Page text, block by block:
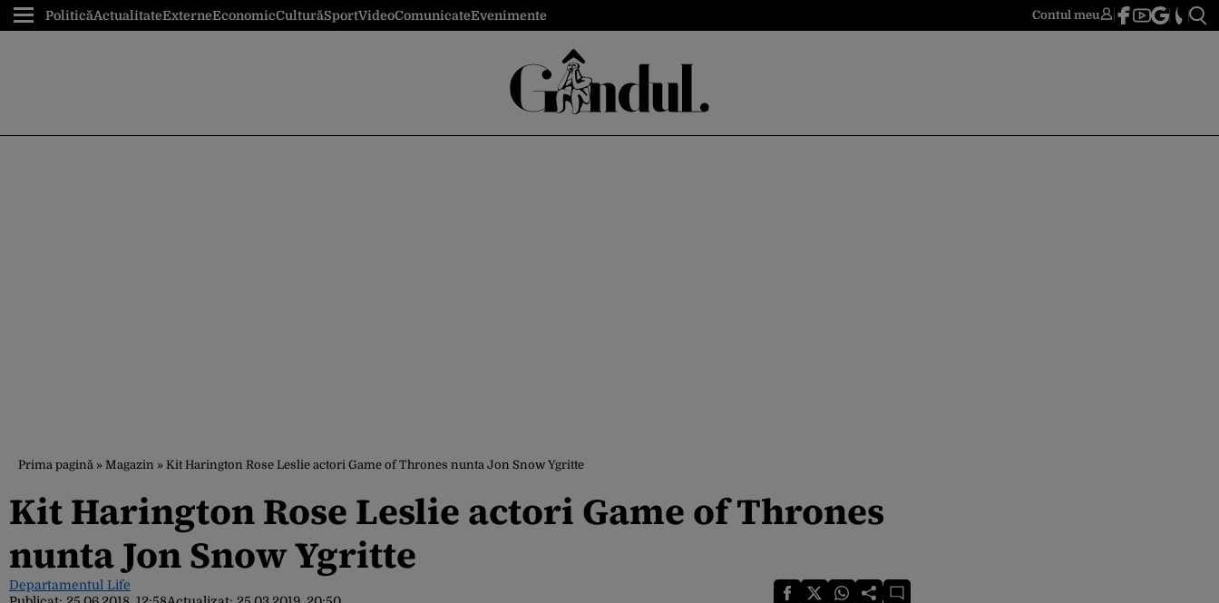
PoliticăActualitateExterneEconomicCulturăSportVideoComunicateEvenimente Contul meu
Prima pagină » Magazin » Kit Harington Rose Leslie actori Game of Thrones nunta Jon Snow Ygritte
Kit Harington Rose Leslie actori Game of Thrones
nunta Jon Snow Ygritte
Departamentul Life